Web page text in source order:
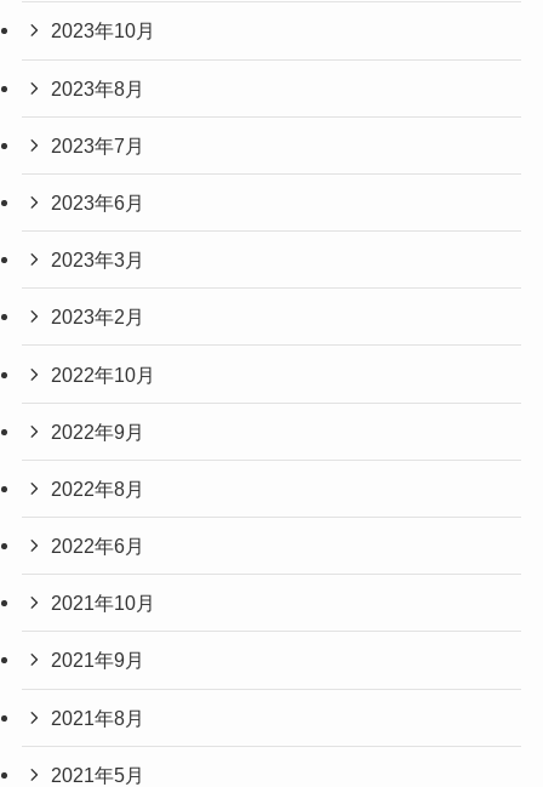
2023年10月
2023年8月
2023年7月
2023年6月
2023年3月
2023年2月
2022年10月
2022年9月
2022年8月
2022年6月
2021年10月
2021年9月
2021年8月
2021年5月